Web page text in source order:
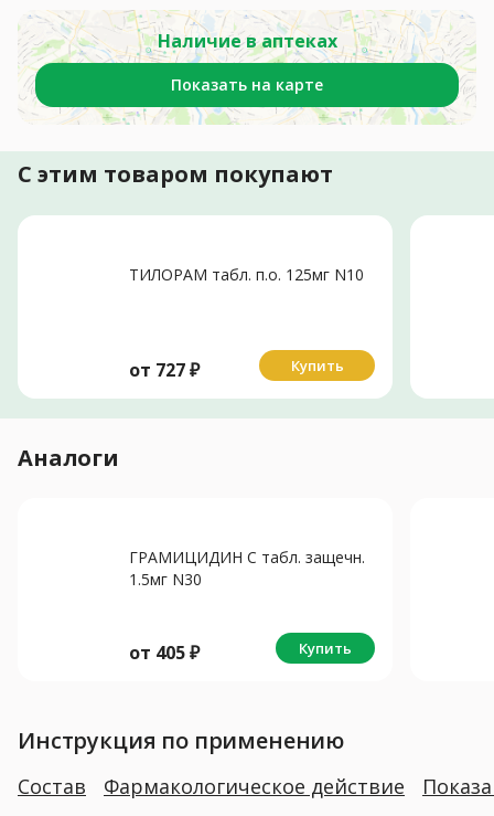
Наличие в аптеках
Показать на карте
С этим товаром покупают
ТИЛОРАМ табл. п.о. 125мг N10
от 727₽ Купить
Аналоги
ГРАМИЦИДИН С табл. защечн.
1.5мг N30
от 405₽ Купить
Инструкция по применению
Состав Фармакологическое действие